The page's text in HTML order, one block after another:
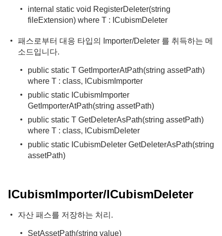
internal static void RegisterDeleter(string
fileExtension) where T : ICubismDeleter
패스로부터 대응 타입의 Importer/Deleter 를 취득하는 메
소드입니다.
public static T GetImporterAtPath(string assetPath)
where T : class, ICubismImporter
public static ICubismImporter
GetImporterAtPath(string assetPath)
public static T GetDeleterAsPath(string assetPath)
where T : class, ICubismDeleter
public static ICubismDeleter GetDeleterAsPath(string
assetPath)
ICubismImporter/ICubismDeleter
자산 패스를 저장하는 처리.
SetAssetPath(string value)